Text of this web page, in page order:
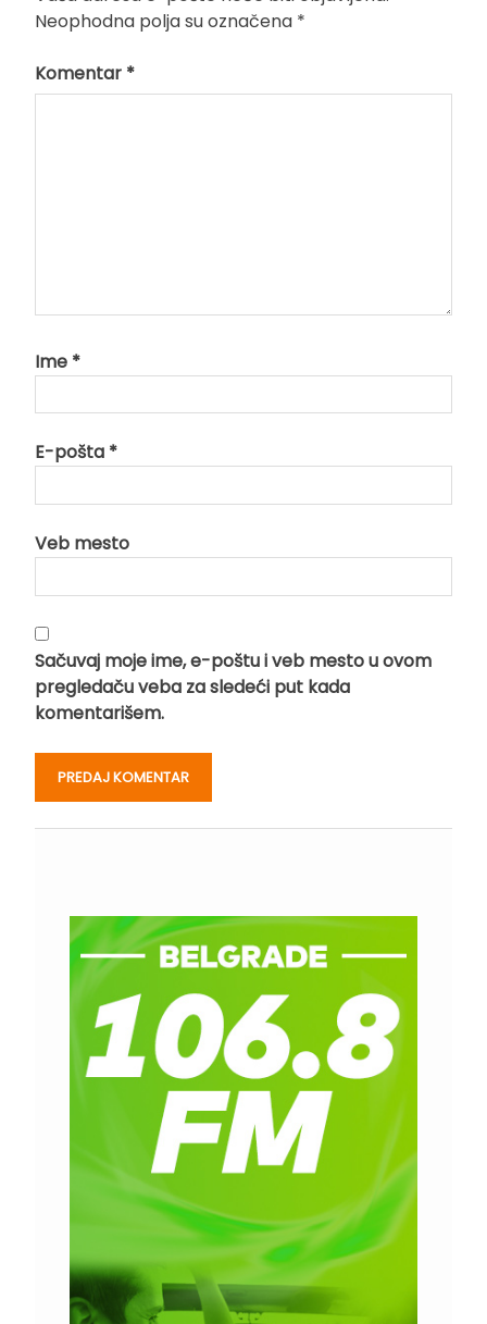
Neophodna polja su označena *
Komentar *
Ime *
E-pošta *
Veb mesto
Sačuvaj moje ime, e-poštu i veb mesto u ovom
pregledaču veba za sledeći put kada
komentarišem.